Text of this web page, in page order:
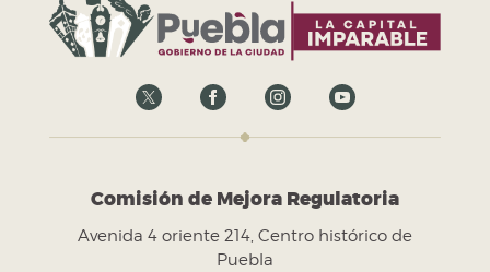
Comisión de Mejora Regulatoria
Avenida 4 oriente 214, Centro histórico de
Puebla